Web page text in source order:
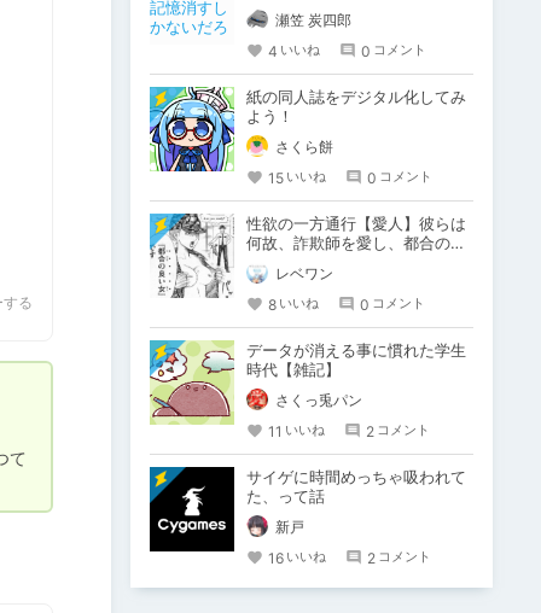
る
て
瀬笠 炭四郎
4 いいね 0 コメント
紙の同人誌をデジタル化してみ
よう！
さくら餅
15 いいね 0 コメント
性欲の一方通行【愛人】彼らは
何故、詐欺師を愛し、都合の良
い肉便器を甘受してしまうの
か？レベワン
8 いいね 0 コメント
データが消える事に慣れた学生
時代【雑記】
さくっ兎パン
11 いいね 2 コメント
サイゲに時間めっちゃ吸われて
た、って話
新戸
16 いいね 2 コメント